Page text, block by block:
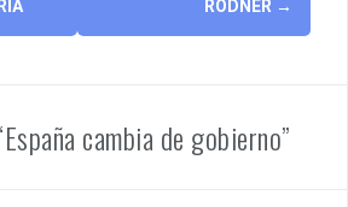
RÖDNER →
cambia de gobierno”